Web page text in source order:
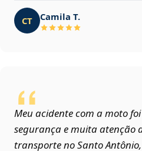
CT Camila T.
Meu acidente com a moto
segurança e muita atenção
transporte no Santo Antônio,